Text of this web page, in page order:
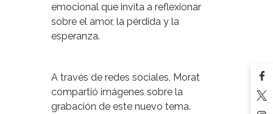
emocional que invita a reflexionar
sobre el amor, la pérdida y la
esperanza.
A través de redes sociales, Morat
compartió imágenes sobre la
grabación de este nuevo tema.